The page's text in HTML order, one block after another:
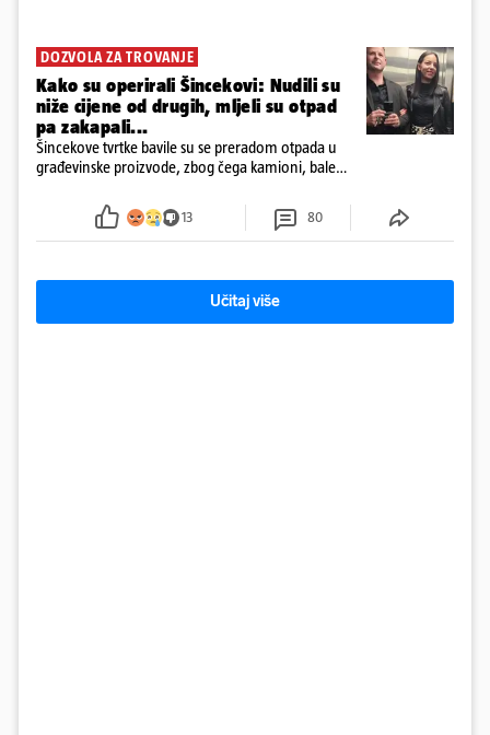
DOZVOLA ZA TROVANJE
Kako su operirali Šincekovi: Nudili su
niže cijene od drugih, mljeli su otpad
pa zakapali...
Šincekove tvrtke bavile su se preradom otpada u
građevinske proizvode, zbog čega kamioni, bale
13 80
Učitaj više